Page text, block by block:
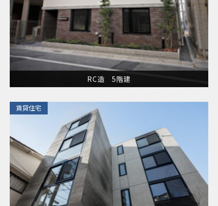
RC造 5階建
​賃貸住宅